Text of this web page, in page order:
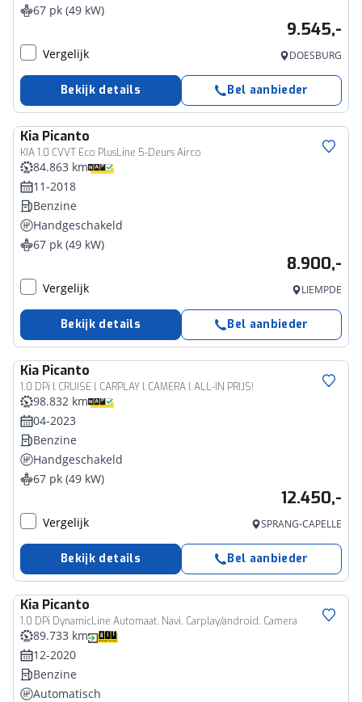
67 pk (49 kW)
9.545,-
Vergelijk DOESBURG
Bekijk details Bel aanbieder
Kia Picanto
KIA 1.0 CVVT Eco PlusLine 5-Deurs Airco
84.863 km
11-2018
Benzine
Handgeschakeld
67 pk (49 kW)
8.900,-
Vergelijk LIEMPDE
Bekijk details Bel aanbieder
Kia Picanto
1.0 DPi l CRUISE l CARPLAY l CAMERA l ALL-IN PRIJS!
98.832 km
04-2023
Benzine
Handgeschakeld
67 pk (49 kW)
12.450,-
Vergelijk SPRANG-CAPELLE
Bekijk details Bel aanbieder
Kia Picanto
1.0 DPi DynamicLine Automaat, Navi, Carplay/android, Camera
89.733 km
12-2020
Benzine
Automatisch